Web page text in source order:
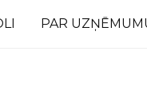
PAR